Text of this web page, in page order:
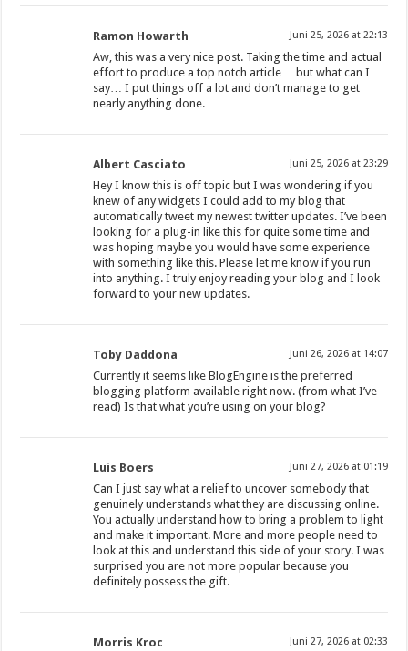
Ramon Howarth Juni 25, 2026 at 22:13
Aw, this was a very nice post. Taking the time and actual
effort to produce a top notch article… but what can I
say… I put things off a lot and don’t manage to get
nearly anything done.
Albert Casciato Juni 25, 2026 at 23:29
Hey I know this is off topic but I was wondering if you
knew of any widgets I could add to my blog that
automatically tweet my newest twitter updates. I’ve been
looking for a plug-in like this for quite some time and
was hoping maybe you would have some experience
with something like this. Please let me know if you run
into anything. I truly enjoy reading your blog and I look
forward to your new updates.
Toby Daddona Juni 26, 2026 at 14:07
Currently it seems like BlogEngine is the preferred
blogging platform available right now. (from what I’ve
read) Is that what you’re using on your blog?
Luis Boers Juni 27, 2026 at 01:19
Can I just say what a relief to uncover somebody that
genuinely understands what they are discussing online.
You actually understand how to bring a problem to light
and make it important. More and more people need to
look at this and understand this side of your story. I was
surprised you are not more popular because you
definitely possess the gift.
Morris Kroc Juni 27, 2026 at 02:33